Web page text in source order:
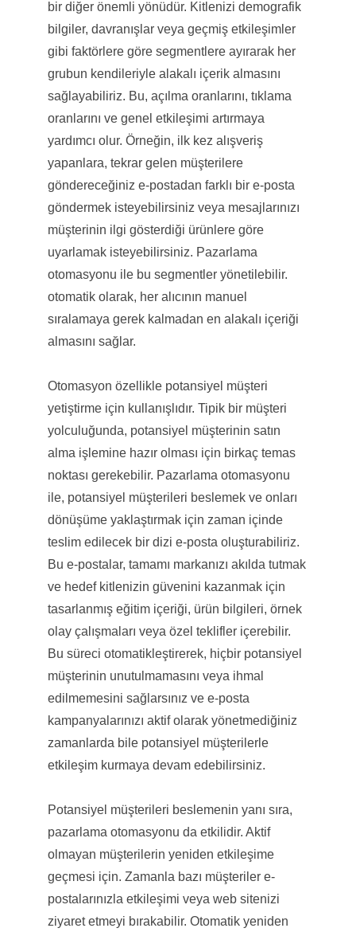
bir diğer önemli yönüdür. Kitlenizi demografik
bilgiler, davranışlar veya geçmiş etkileşimler
gibi faktörlere göre segmentlere ayırarak her
grubun kendileriyle alakalı içerik almasını
sağlayabiliriz. Bu, açılma oranlarını, tıklama
oranlarını ve genel etkileşimi artırmaya
yardımcı olur. Örneğin, ilk kez alışveriş
yapanlara, tekrar gelen müşterilere
göndereceğiniz e-postadan farklı bir e-posta
göndermek isteyebilirsiniz veya mesajlarınızı
müşterinin ilgi gösterdiği ürünlere göre
uyarlamak isteyebilirsiniz. Pazarlama
otomasyonu ile bu segmentler yönetilebilir.
otomatik olarak, her alıcının manuel
sıralamaya gerek kalmadan en alakalı içeriği
almasını sağlar.
Otomasyon özellikle potansiyel müşteri
yetiştirme için kullanışlıdır. Tipik bir müşteri
yolculuğunda, potansiyel müşterinin satın
alma işlemine hazır olması için birkaç temas
noktası gerekebilir. Pazarlama otomasyonu
ile, potansiyel müşterileri beslemek ve onları
dönüşüme yaklaştırmak için zaman içinde
teslim edilecek bir dizi e-posta oluşturabiliriz.
Bu e-postalar, tamamı markanızı akılda tutmak
ve hedef kitlenizin güvenini kazanmak için
tasarlanmış eğitim içeriği, ürün bilgileri, örnek
olay çalışmaları veya özel teklifler içerebilir.
Bu süreci otomatikleştirerek, hiçbir potansiyel
müşterinin unutulmamasını veya ihmal
edilmemesini sağlarsınız ve e-posta
kampanyalarınızı aktif olarak yönetmediğiniz
zamanlarda bile potansiyel müşterilerle
etkileşim kurmaya devam edebilirsiniz.
Potansiyel müşterileri beslemenin yanı sıra,
pazarlama otomasyonu da etkilidir. Aktif
olmayan müşterilerin yeniden etkileşime
geçmesi için. Zamanla bazı müşteriler e-
postalarınızla etkileşimi veya web sitenizi
ziyaret etmeyi bırakabilir. Otomatik yeniden